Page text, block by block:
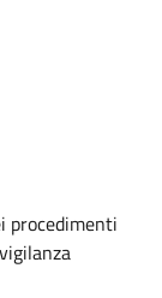
procedimenti